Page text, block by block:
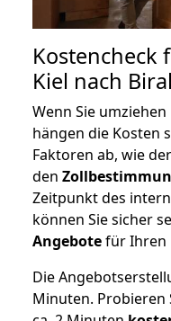
Kostencheck
Kiel nach
Wenn Sie
hängen die Kosten
Faktoren ab, wie
den
Zeitpunkt des
können Sie sicher
Angebotefür Ihren
Die
Minuten. Probieren